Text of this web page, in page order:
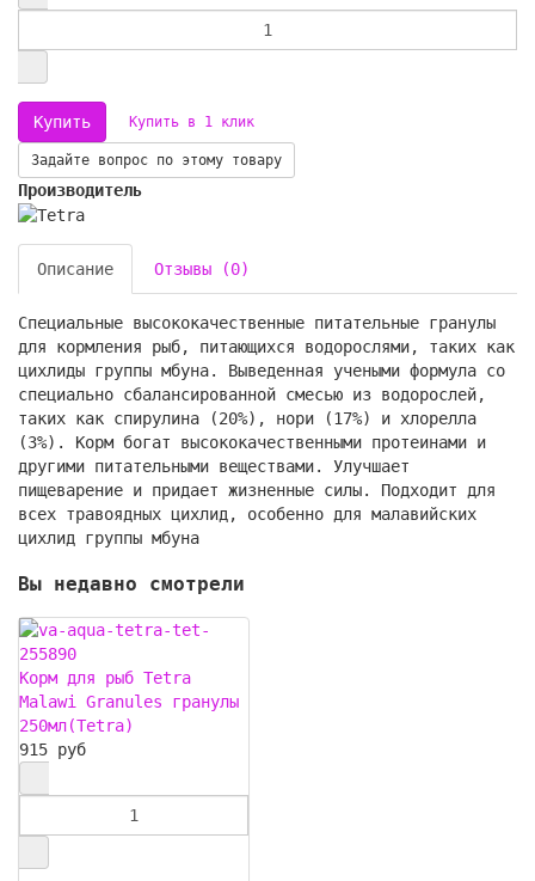
Купить в 1 клик
Задайте вопрос по этому товару
Производитель
Описание Отзывы (0)
Специальные высококачественные питательные гранулы
для кормления рыб, питающихся водорослями, таких как
цихлиды группы мбуна. Выведенная учеными формула со
специально сбалансированной смесью из водорослей,
таких как спирулина (20%), нори (17%) и хлорелла
(3%). Корм богат высококачественными протеинами и
другими питательными веществами. Улучшает
пищеварение и придает жизненные силы. Подходит для
всех травоядных цихлид, особенно для малавийских
цихлид группы мбуна
Вы недавно смотрели
Корм для рыб Tetra
Malawi Granules гранулы
250мл(Tetra)
915 руб